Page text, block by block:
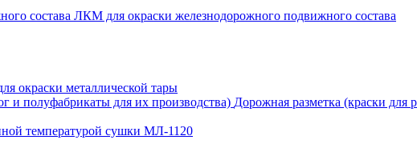
ЛКМ для окраски железнодорожного подвижного состава
окраски металлической тары
Дорожная разметка (краски для
температурой сушки МЛ-1120